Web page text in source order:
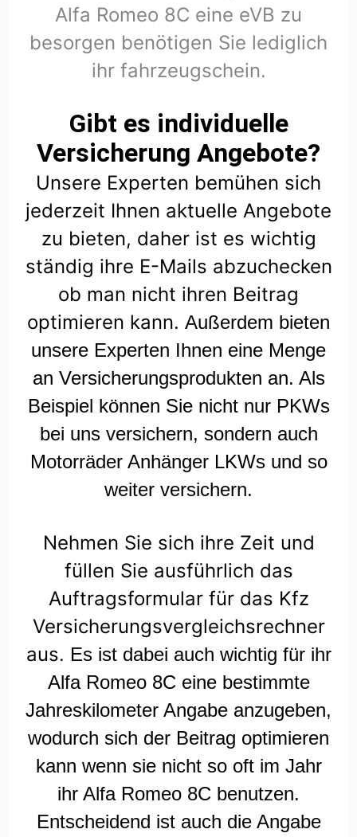
Alfa Romeo 8C eine eVB zu
besorgen benötigen Sie lediglich
ihr fahrzeugschein.
Gibt es individuelle
Versicherung Angebote?
Unsere Experten bemühen sich
jederzeit Ihnen aktuelle Angebote
zu bieten, daher ist es wichtig
ständig ihre E-Mails abzuchecken
ob man nicht ihren Beitrag
optimieren kann. Außerdem bieten
unsere Experten Ihnen eine Menge
an Versicherungsprodukten an. Als
Beispiel können Sie nicht nur PKWs
bei uns versichern, sondern auch
Motorräder Anhänger LKWs und so
weiter versichern.
Nehmen Sie sich ihre Zeit und
füllen Sie ausführlich das
Auftragsformular für das Kfz
Versicherungsvergleichsrechner
aus. Es ist dabei auch wichtig für ihr
Alfa Romeo 8C eine bestimmte
Jahreskilometer Angabe anzugeben,
wodurch sich der Beitrag optimieren
kann wenn sie nicht so oft im Jahr
ihr Alfa Romeo 8C benutzen.
Entscheidend ist auch die Angabe